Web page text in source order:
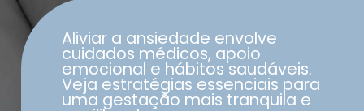
Aliviar a ansiedade envolve
cuidados médicos, apoio
emocional e hábitos saudáveis.
Veja estratégias essenciais para
uma gestação mais tranquila e